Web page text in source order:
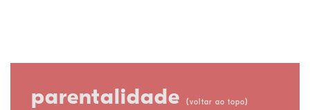
parentalidade (voltar ao topo)